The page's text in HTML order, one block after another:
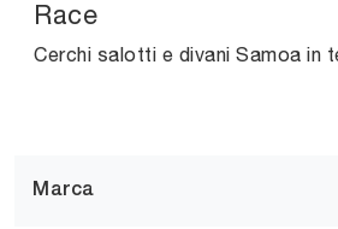
Marca
Race